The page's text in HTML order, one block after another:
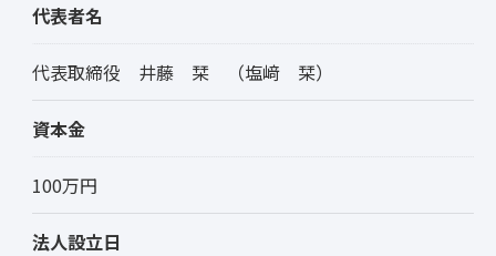
代表者名
代表取締役 井藤 栞 （塩﨑 栞）
資本金
100万円
法人設立日